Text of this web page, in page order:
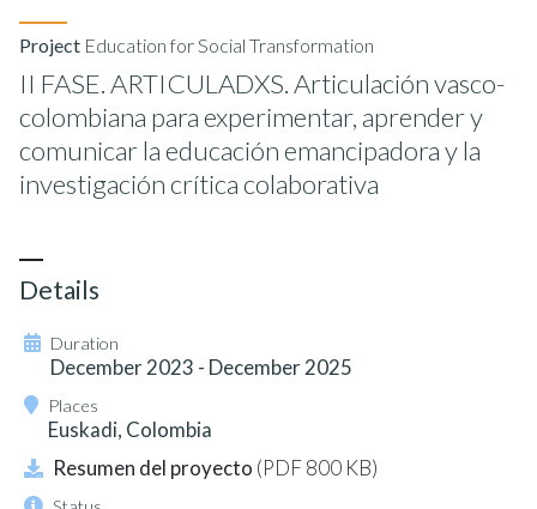
Project Education for Social Transformation
II FASE. ARTICULADXS. Articulación vasco-
colombiana para experimentar, aprender y
comunicar la educación emancipadora y la
investigación crítica colaborativa
Details
Duration
December 2023 - December 2025
Places
Euskadi, Colombia
Resumen del proyecto (PDF 800 KB)